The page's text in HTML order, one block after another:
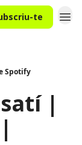
te
Spotify
|